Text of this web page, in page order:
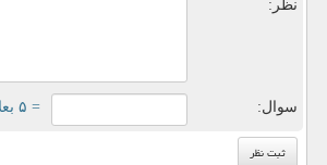
نظر:
سوال: = ۵ بعلاوه ۳